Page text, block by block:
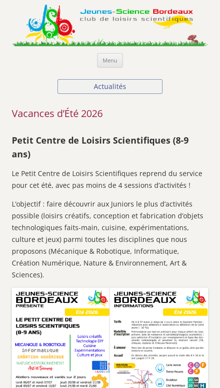
Jeunes-Science Bordeaux
Club de loisirs scientifiques
Menu
Actualités
Vacances d’Été 2026
Petit Centre de Loisirs Scientifiques (8-9
ans)
Le Petit Centre de Loisirs Scientifiques reprend du service
pour cet été, avec pas moins de 4 sessions d’activités !
L’objectif : faire découvrir aux Juniors le plus d’activités
possible (loisirs créatifs, conception et fabrication d’objets
technologiques faits-main, cuisine, expérimentations,
culture et jeux) parmi toutes les disciplines que nous
proposons (Mécanique & Robotique, Informatique,
Création Numérique, Nature & Environnement, Art &
Sciences).